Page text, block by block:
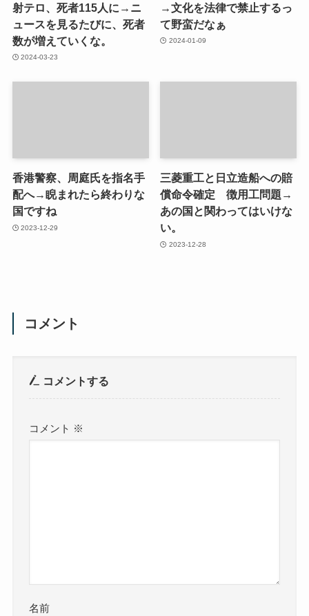
射テロ、死者115人に→ニ
ュースを見るたびに、死者
数が増えていくな。
2024-03-23
→文化を法律で禁止するっ
て野蛮だなぁ
2024-01-09
香港警察、周庭氏を指名手
配へ→睨まれたら終わりな
国ですね
2023-12-29
三菱重工と日立造船への賠
償命令確定 徴用工問題→
あの国と関わってはいけな
い。
2023-12-28
コメント
コメントする
コメント ※
名前